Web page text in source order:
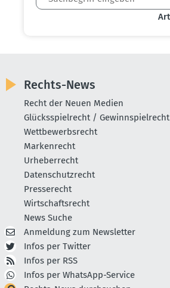
Rechts-News
Recht der Neuen Medien
Glücksspielrecht / Gewinnspielrecht
Wettbewerbsrecht
Markenrecht
Urheberrecht
Datenschutzrecht
Presserecht
Wirtschaftsrecht
News Suche
Anmeldung zum Newsletter
Infos per Twitter
Infos per RSS
Infos per WhatsApp-Service